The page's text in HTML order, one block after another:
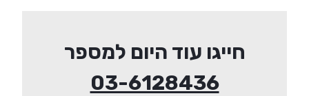
חייגו עוד היום למספר
03-6128436